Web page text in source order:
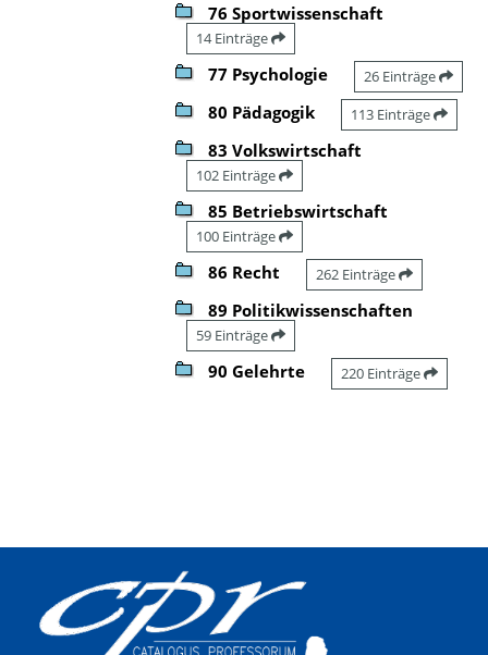
76 Sportwissenschaft
14 Einträge
77 Psychologie 26 Einträge
80 Pädagogik 113 Einträge
83 Volkswirtschaft
102 Einträge
85 Betriebswirtschaft
100 Einträge
86 Recht 262 Einträge
89 Politikwissenschaften
59 Einträge
90 Gelehrte 220 Einträge